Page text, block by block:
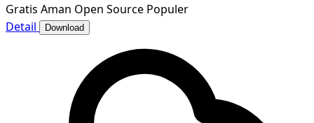
Gratis Aman Open Source Populer
Detail
Download